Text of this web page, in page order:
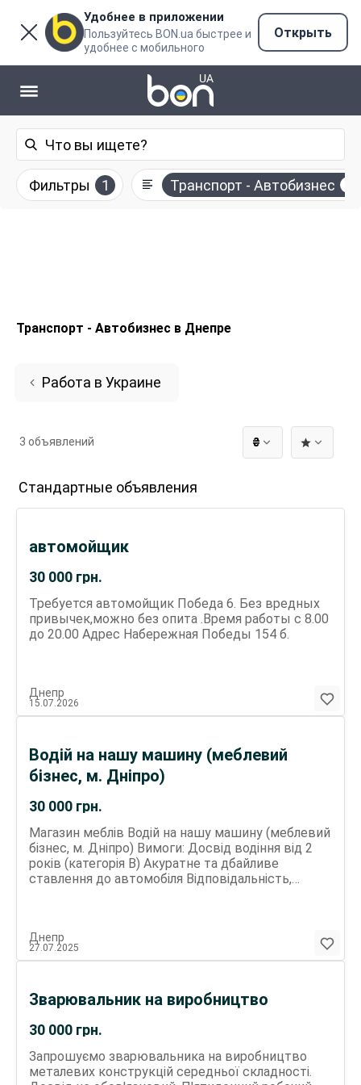
Удобнее в приложении
Пользуйтесь BON.ua быстрее и
удобнее с мобильного
Открыть
Фильтры 1 Транспорт - Автобизнес
Транспорт - Автобизнес в Днепре
Работа в Украине
₴
3 объявлений
Стандартные объявления
30 000 грн.
автомойщик
Требуется автомойщик Победа 6. Без вредных
привычек,можно без опита .Время работы с 8.00
до 20.00 Адрес Набережная Победы 154 б.
Днепр
15.07.2026
30 000 грн.
Водій на нашу машину (меблевий
бізнес, м. Дніпро)
Магазин меблів Водій на нашу машину (меблевий
бізнес, м. Дніпро) Вимоги: Досвід водіння від 2
років (категорія B) Акуратне та дбайливе
ставлення до автомобіля Відповідальність,
обов язково Ввічливість, охайність,
комунікабельність Обов язки: Доставка меблів
квартири/будинку (оплачується окремо) Участь у
чистоти в машині Контроль за технічним станом
авто (наше авто) Умови: Повна або часткова
зайнятість (домовляємось) Робота на нашому
авто Гідна зарплата: ставка + оплата за складання
Днепр
27.07.2025
30 000 грн.
Зварювальник на виробництво
Запрошуємо зварювальника на виробництво
металевих конструкцій середньої складності.